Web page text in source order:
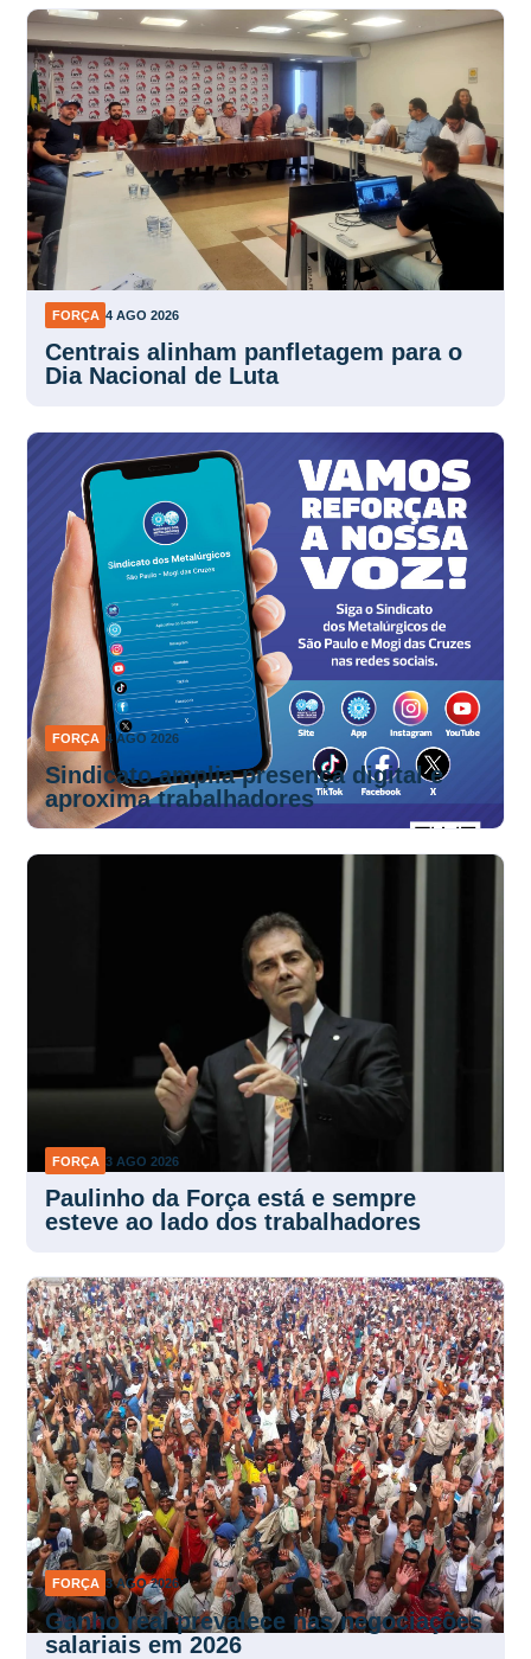
FORÇA 4 AGO 2026
Centrais alinham panfletagem para o
Dia Nacional de Luta
FORÇA 4 AGO 2026
Sindicato amplia presença digital e
aproxima trabalhadores
FORÇA 3 AGO 2026
Paulinho da Força está e sempre
esteve ao lado dos trabalhadores
FORÇA 3 AGO 2026
Ganho real prevalece nas negociações
salariais em 2026